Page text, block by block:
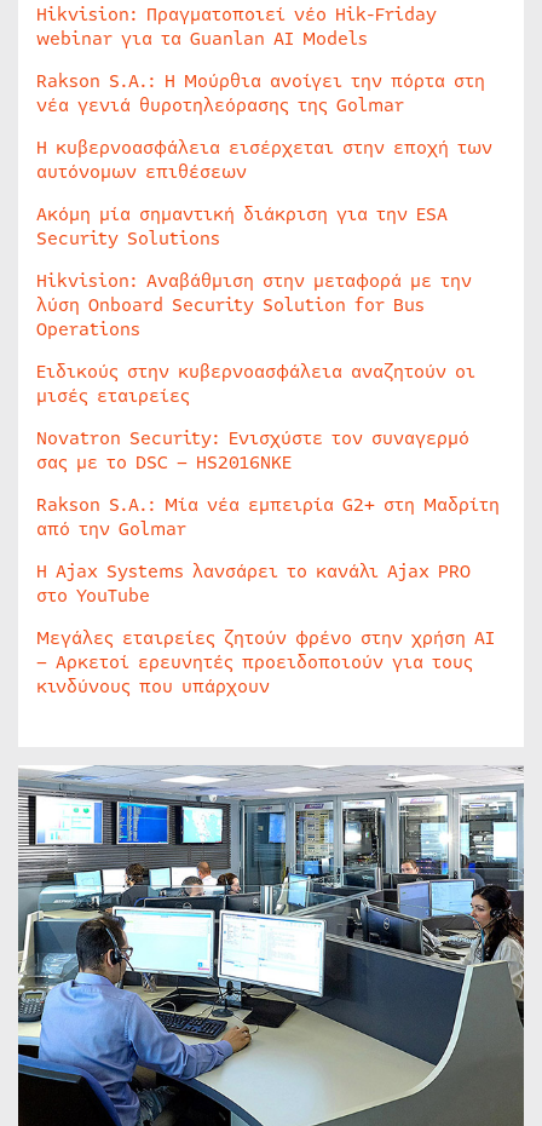
Hikvision: Πραγματοποιεί νέο Hik-Friday
webinar για τα Guanlan AI Models
Rakson S.A.: Η Μούρθια ανοίγει την πόρτα στη
νέα γενιά θυροτηλεόρασης της Golmar
Η κυβερνοασφάλεια εισέρχεται στην εποχή των
αυτόνομων επιθέσεων
Ακόμη μία σημαντική διάκριση για την ESA
Security Solutions
Hikvision: Αναβάθμιση στην μεταφορά με την
λύση Onboard Security Solution for Bus
Operations
Ειδικούς στην κυβερνοασφάλεια αναζητούν οι
μισές εταιρείες
Novatron Security: Ενισχύστε τον συναγερμό
σας με το DSC – HS2016NKE
Rakson S.A.: Μία νέα εμπειρία G2+ στη Μαδρίτη
από την Golmar
Η Ajax Systems λανσάρει το κανάλι Ajax PRO
στο YouTube
Μεγάλες εταιρείες ζητούν φρένο στην χρήση AI
– Αρκετοί ερευνητές προειδοποιούν για τους
κινδύνους που υπάρχουν